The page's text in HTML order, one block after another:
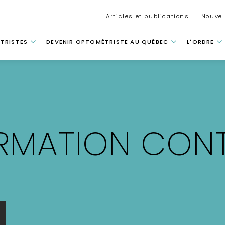
Articles et publications
principale
DEVENIR OPTOMÉTRISTE AU QUÉBEC L'ORDRE